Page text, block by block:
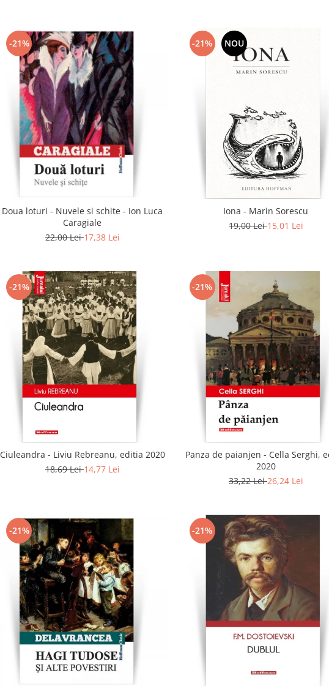
-21%
Doua loturi - Nuvele si schite - Ion Luca
Caragiale
22,00 Lei17,38 Lei
-21% NOU
Iona - Marin Sorescu
19,00 Lei15,01 Lei
-21%
Ciuleandra - Liviu Rebreanu, editia 2020
18,69 Lei14,77 Lei
-21%
Panza de paianjen - Cella Serghi,
2020
33,22 Lei26,24 Lei
-21% -21%